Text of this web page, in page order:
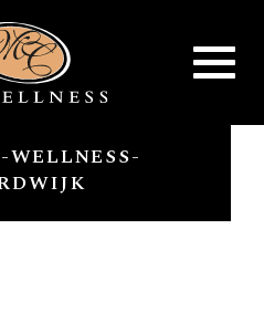
Toggle
WELLNESS-